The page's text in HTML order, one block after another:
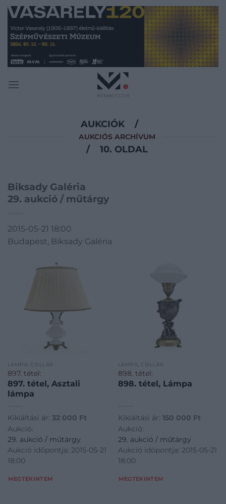
Skip
content
AUKCIÓK /
AUKCIÓS ARCHÍVUM
/ 10. OLDAL
Biksady Galéria
29. aukció / műtárgy
2015-05-21 18:00
Budapest, Biksady Galéria
LÁMPA, CSILLÁR
897. tétel:
897. tétel, Asztali
lámpa
Kikiáltási ár: 32 000 Ft
Aukció:
29. aukció / műtárgy
Aukció időpontja: 2015-05-21
18:00
MEGTEKINTEM
LÁMPA, CSILLÁR
898. tétel:
898. tétel, Lámpa
Kikiáltási ár: 150 000 Ft
Aukció:
29. aukció / műtárgy
Aukció időpontja: 2015-05-21
18:00
MEGTEKINTEM